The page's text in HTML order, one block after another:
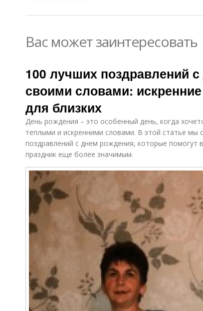
Вас может заинтересовать
100 лучших поздравлений
своими словами:
для близких
День рождения – это особенный день, когда
теплыми и искренними словами. В этой статье мы
поздравлений с днем рождения, которые помогут
праздник еще более значимым.